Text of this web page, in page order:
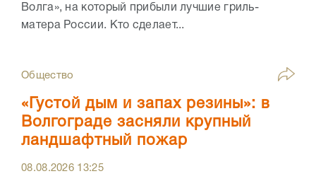
Волга», на который прибыли лучшие гриль-
матера России. Кто сделает...
Общество
«Густой дым и запах резины»: в
Волгограде засняли крупный
ландшафтный пожар
08.08.2026 13:25